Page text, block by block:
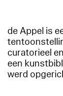
de Appel is
curatorieel
een
werd